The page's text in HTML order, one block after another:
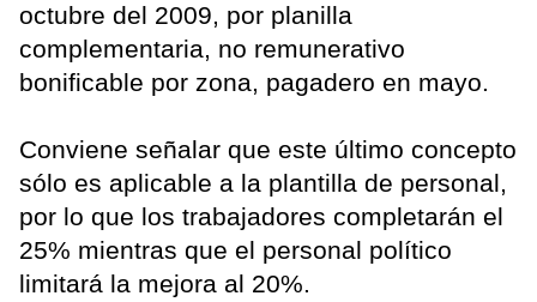
octubre del 2009, por planilla
complementaria, no remunerativo
bonificable por zona, pagadero en mayo.
Conviene señalar que este último concepto
sólo es aplicable a la plantilla de personal,
por lo que los trabajadores completarán el
25% mientras que el personal político
limitará la mejora al 20%.